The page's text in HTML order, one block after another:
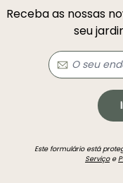
Receba as nossas
seu
Este formulário está
Serviçoe